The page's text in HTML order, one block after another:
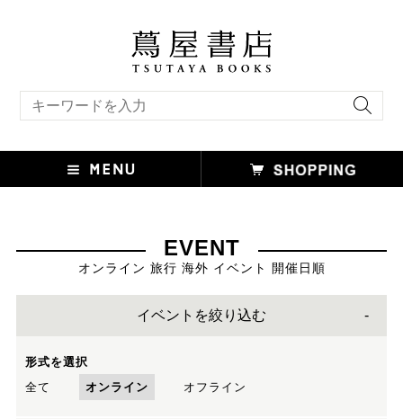
EVENT
オンライン 旅行 海外 イベント 開催日順
イベントを絞り込む
形式を選択
全て
オンライン オフライン